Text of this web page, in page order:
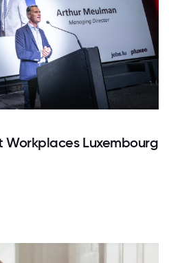
Workplaces Luxembourg